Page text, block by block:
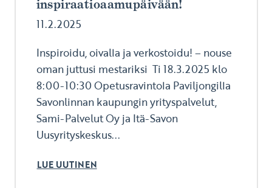
inspiraatioaamupäivään!
11.2.2025
Inspiroidu, oivalla ja verkostoidu! – nouse
oman juttusi mestariksi Ti 18.3.2025 klo
8:00-10:30 Opetusravintola Paviljongilla
Savonlinnan kaupungin yrityspalvelut,
Sami-Palvelut Oy ja Itä-Savon
Uusyrityskeskus...
LUE UUTINEN